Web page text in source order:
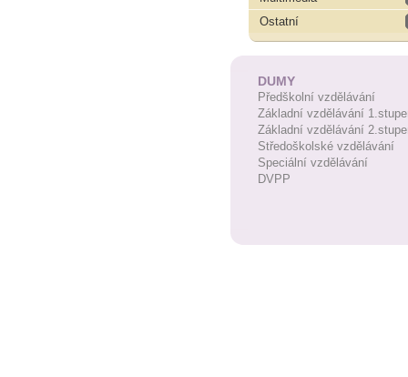
Ostatní
DUMY
Předškolní vzdělávání
Základní vzdělávání
Základní vzdělávání
Středoškolské vzdělávání
Speciální vzdělávání
DVPP